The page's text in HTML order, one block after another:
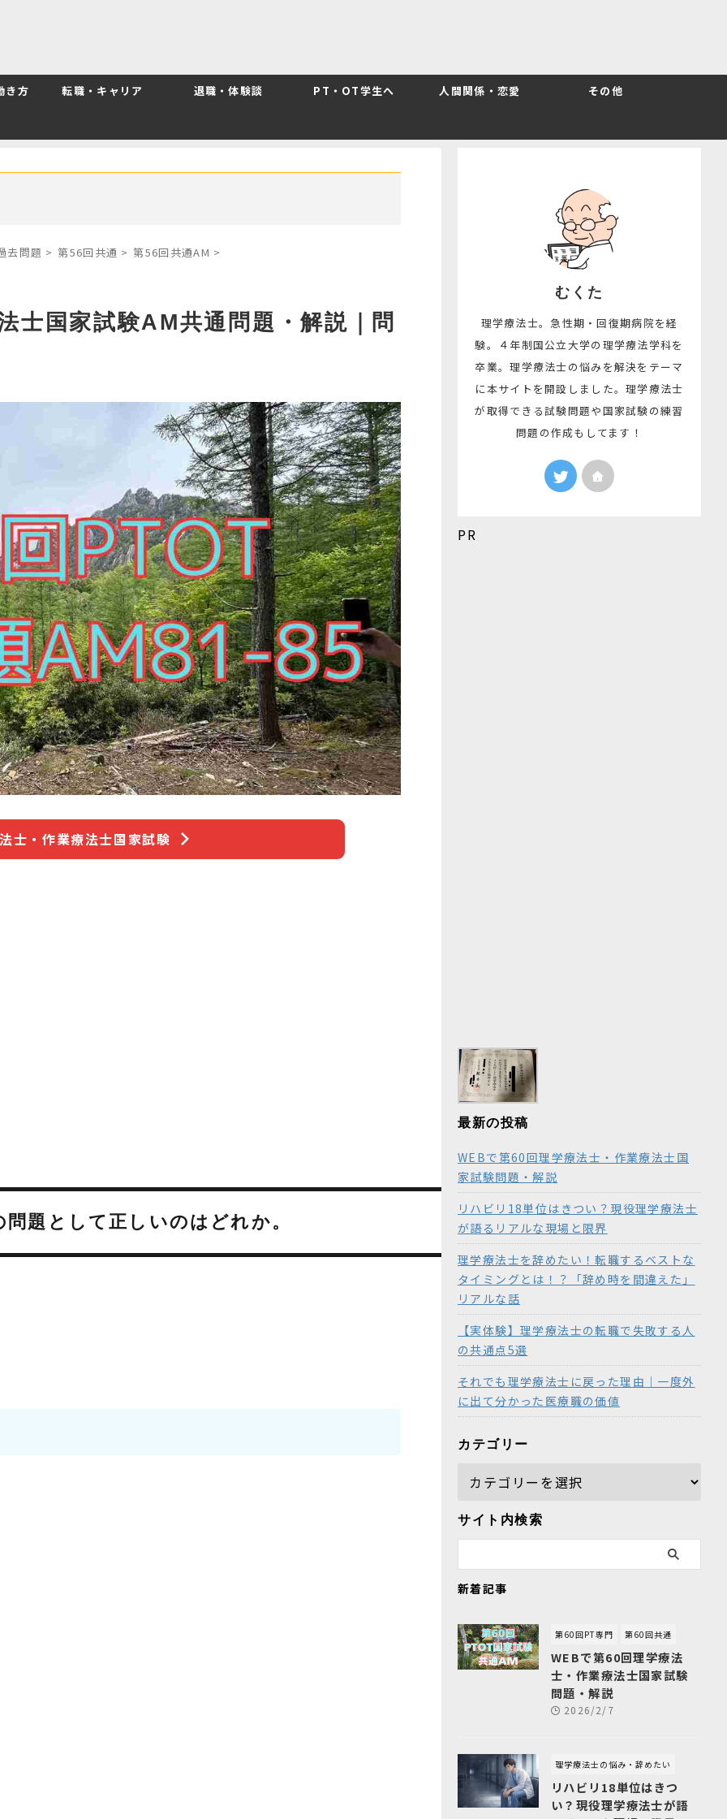
き方 転職・キャリア 退職・体験談 PT・OT学生へ 人間関係・恋愛 その他
去問題 > 第56回共通 > 第56回共通AM >
士国家試験AM共通問題・解説｜問
士・作業療法士国家試験
題として正しいのはどれか。
むくた
理学療法士。急性期・回復期病院を経
験。４年制国公立大学の理学療法学科を
卒業。理学療法士の悩みを解決をテーマ
に本サイトを開設しました。理学療法士
が取得できる試験問題や国家試験の練習
問題の作成もしてます！
PR
最新の投稿
WEBで第60回理学療法士・作業療法士国
家試験問題・解説
リハビリ18単位はきつい？現役理学療法士
が語るリアルな現場と限界
理学療法士を辞めたい！転職するベストな
タイミングとは！？「辞め時を間違えた」
リアルな話
【実体験】理学療法士の転職で失敗する人
の共通点5選
それでも理学療法士に戻った理由｜一度外
に出て分かった医療職の価値
カテゴリー
サイト内検索
新着記事
第60回PT専門 第60回共通
WEBで第60回理学療法
士・作業療法士国家試験
問題・解説
2026/2/7
理学療法士の悩み・辞めたい
リハビリ18単位はきつ
い？現役理学療法士が語